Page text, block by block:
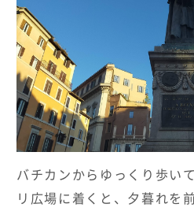
バチカンからゆっくり歩い
リ広場に着くと、夕暮れを